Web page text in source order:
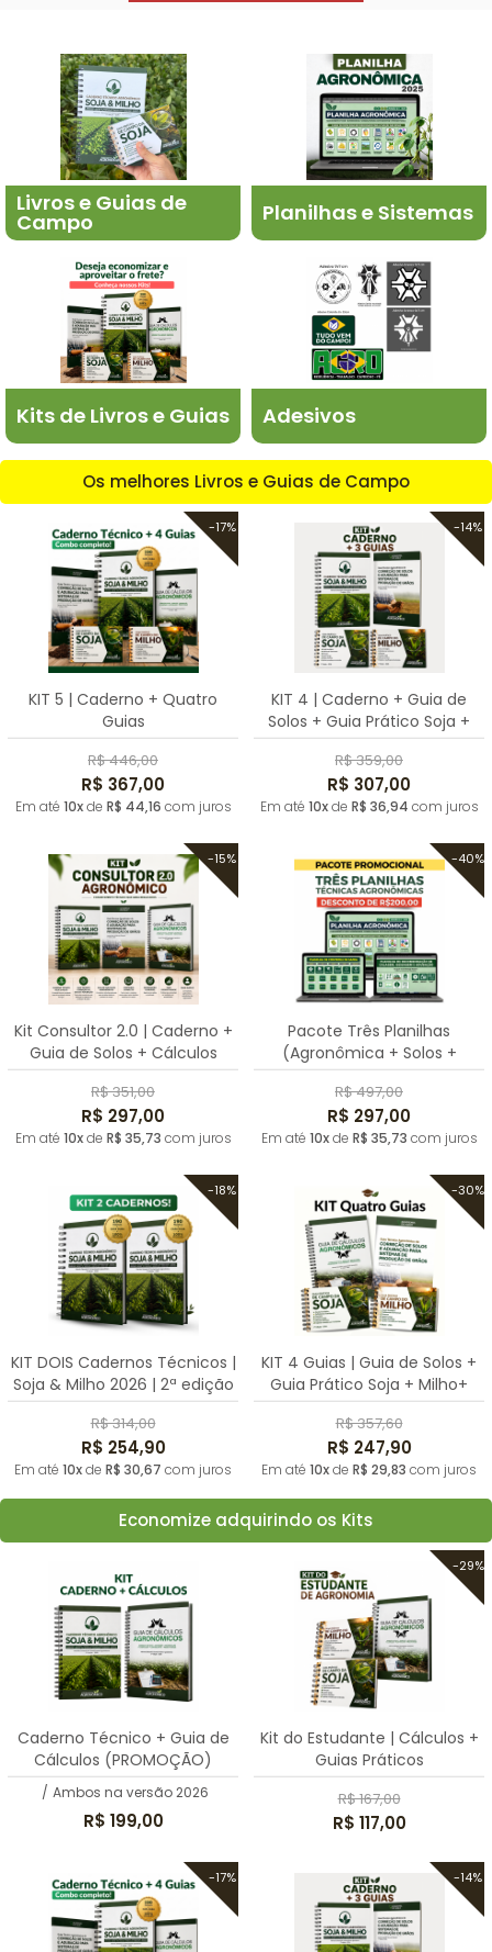
Livros e Guias de
Campo Planilhas e Sistemas
Kits de Livros e Guias Adesivos
Os melhores Livros e Guias de Campo
-17%
KIT 5 | Caderno + Quatro
Guias
R$ 446,00
R$ 367,00
Em até 10xde R$ 44,16 com juros
-14%
KIT 4 | Caderno + Guia de
Solos + Guia Prático Soja +
Milho
R$ 359,00
R$ 307,00
Em até 10xde R$ 36,94 com juros
-15%
Kit Consultor 2.0 | Caderno +
Guia de Solos + Cálculos
R$ 351,00
R$ 297,00
Em até 10xde R$ 35,73 com juros
-40%
Pacote Três Planilhas
(Agronômica + Solos +
Gestão)
R$ 497,00
R$ 297,00
Em até 10xde R$ 35,73 com juros
-18%
KIT DOIS Cadernos Técnicos |
Soja & Milho 2026 | 2ª edição
R$ 314,00
R$ 254,90
Em até 10xde R$ 30,67 com juros
-30%
KIT 4 Guias | Guia de Solos +
Guia Prático Soja + Milho+
Cálculos
R$ 357,60
R$ 247,90
Em até 10xde R$ 29,83 com juros
Economize adquirindo os Kits
Caderno Técnico + Guia de
Cálculos (PROMOÇÃO)
/ Ambos na versão 2026
R$ 199,00
-29%
Kit do Estudante | Cálculos +
Guias Práticos
R$ 167,00
R$ 117,00
-17% -14%